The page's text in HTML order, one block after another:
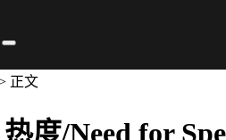
正文
度/Need for